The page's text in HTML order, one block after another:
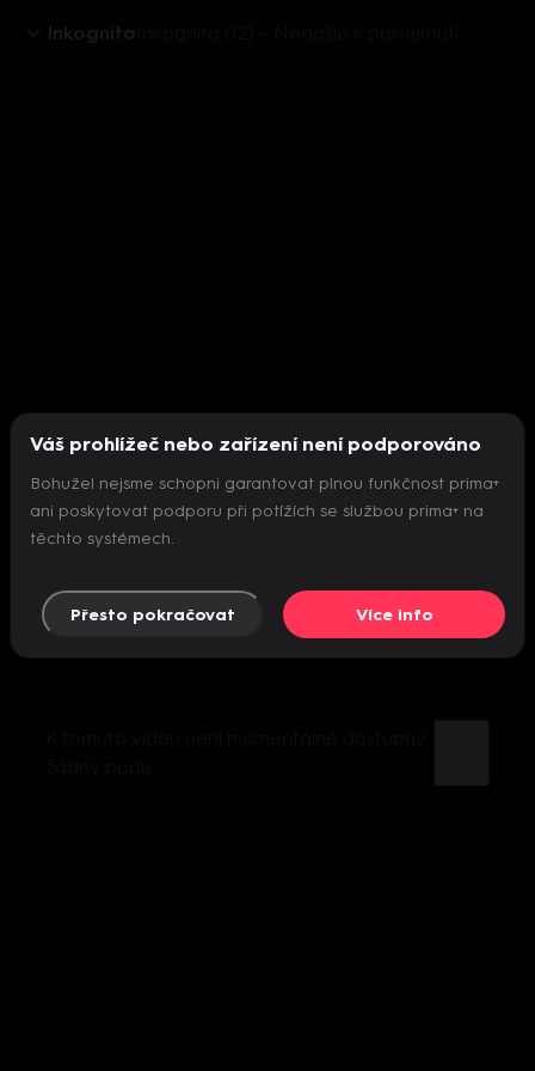
Inkognito
Nepodařilo se inicializovat přehrávač
Váš prohlížeč nebo zařízení není podporováno
Bohužel nejsme schopni garantovat plnou funkčnost prima+
ani poskytovat podporu při potížích se službou prima+ na
těchto systémech.
Přesto pokračovat Více info